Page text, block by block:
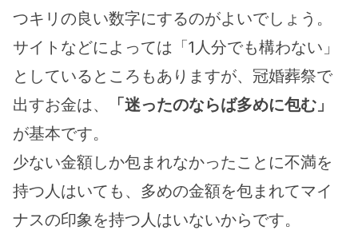
つキリの良い数字にするのがよいでしょう。
サイトなどによっては「1人分でも構わない」
としているところもありますが、冠婚葬祭で
出すお金は、
「迷ったのならば多めに包む」
が基本です。
少ない金額しか包まれなかったことに不満を
持つ人はいても、多めの金額を包まれてマイ
ナスの印象を持つ人はいないからです。